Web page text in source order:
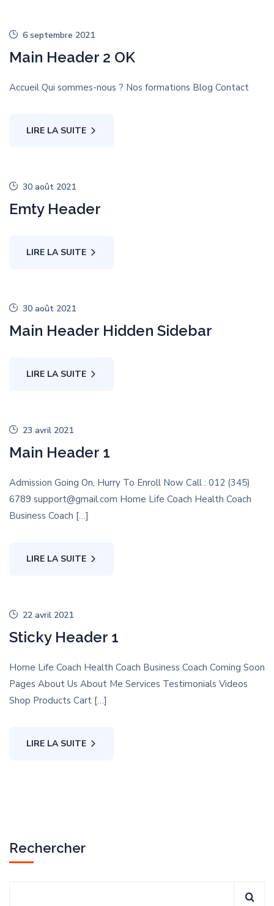
6 septembre 2021
Main Header 2 OK
Accueil Qui sommes-nous ? Nos formations Blog Contact
LIRE LA SUITE
30 août 2021
Emty Header
LIRE LA SUITE
30 août 2021
Main Header Hidden Sidebar
LIRE LA SUITE
23 avril 2021
Main Header 1
Admission Going On, Hurry To Enroll Now Call : 012 (345)
6789 support@gmail.com Home Life Coach Health Coach
Business Coach […]
LIRE LA SUITE
22 avril 2021
Sticky Header 1
Home Life Coach Health Coach Business Coach Coming Soon
Pages About Us About Me Services Testimonials Videos
Shop Products Cart […]
LIRE LA SUITE
Rechercher